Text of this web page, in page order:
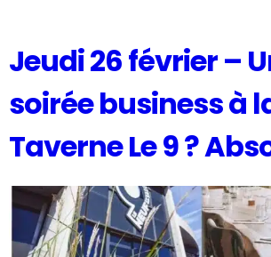
Jeudi 26 février –
soirée business à
Taverne Le 9 ?